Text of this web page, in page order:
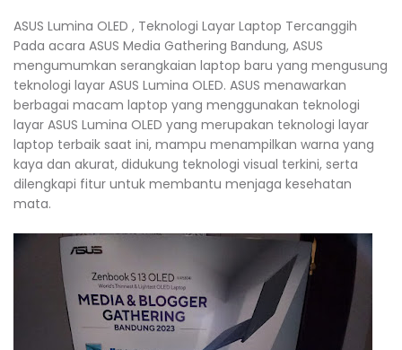
ASUS Lumina OLED , Teknologi Layar Laptop Tercanggih
Pada acara ASUS Media Gathering Bandung, ASUS
mengumumkan serangkaian laptop baru yang mengusung
teknologi layar ASUS Lumina OLED. ASUS menawarkan
berbagai macam laptop yang menggunakan teknologi
layar ASUS Lumina OLED yang merupakan teknologi layar
laptop terbaik saat ini, mampu menampilkan warna yang
kaya dan akurat, didukung teknologi visual terkini, serta
dilengkapi fitur untuk membantu menjaga kesehatan
mata.